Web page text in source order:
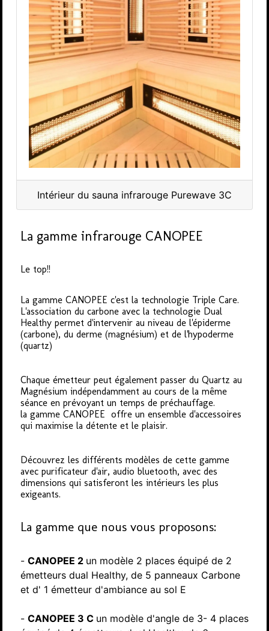
Intérieur du sauna infrarouge Purewave 3C
La gamme infrarouge CANOPEE
Le top!!
La gamme CANOPEE c'est la technologie Triple Care.
L'association du carbone avec la technologie Dual
Healthy permet d'intervenir au niveau de l'épiderme
(carbone), du derme (magnésium) et de l'hypoderme
(quartz)
Chaque émetteur peut également passer du Quartz au
Magnésium indépendamment au cours de la même
séance en prévoyant un temps de préchauffage.
la gamme CANOPEE offre un ensemble d'accessoires
qui maximise la détente et le plaisir.
Découvrez les différents modèles de cette gamme
avec purificateur d'air, audio bluetooth, avec des
dimensions qui satisferont les intérieurs les plus
exigeants.
La gamme que nous vous proposons:
- CANOPEE 2 un modèle 2 places équipé de 2
émetteurs dual Healthy, de 5 panneaux Carbone
et d' 1 émetteur d'ambiance au sol E
- CANOPEE 3 C un modèle d'angle de 3- 4 places